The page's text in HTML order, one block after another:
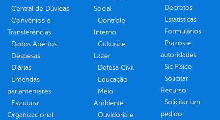
Central de Dúvidas
Convênios e
Transferências
Dados Abertos
Despesas
Diárias
Emendas
parlamentares
Estrutura
Organizacional
Social
Controle
Interno
Cultura e
Lazer
Defesa Civil
Educação
Meio
Ambiente
Ouvidoria e
Decretos
Estatísticas
Formulários
Prazos e
autoridades
Sic Físico
Solicitar
Recurso
Solicitar um
pedido